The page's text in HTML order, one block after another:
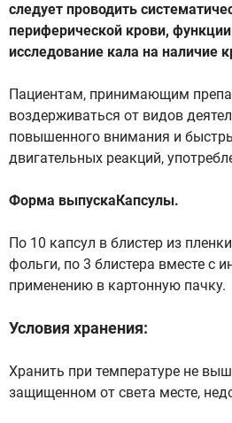
следует проводить
периферической крови,
исследование кала на наличие
Пациентам, принимающим
воздерживаться от видов
повышенного внимания и
двигательных реакций,
Форма выпускаКапсулы.
По 10 капсул в блистер из
фольги, по 3 блистера вместе с
применению в картонную пачку.
Условия хранения:
Хранить при температуре не
защищенном от света месте,